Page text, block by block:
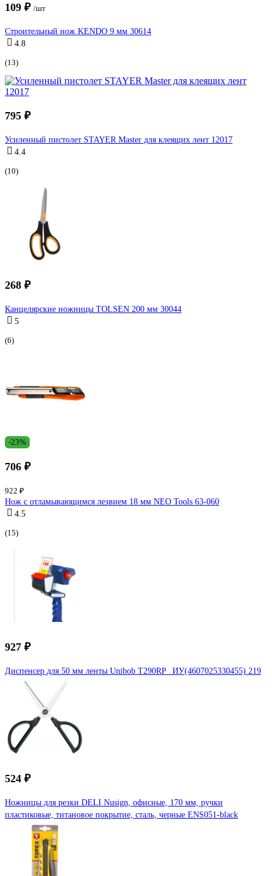
109 ₽ /шт
Строительный нож KENDO 9 мм 30614
4.8
(13)
795 ₽
Усиленный пистолет STAYER Master для клеящих лент 12017
4.4
(10)
268 ₽
Канцелярские ножницы TOLSEN 200 мм 30044
5
(6)
-23%
706 ₽
922 ₽
Нож с отламывающимся лезвием 18 мм NEO Tools 63-060
4.5
(15)
927 ₽
Диспенсер для 50 мм ленты Unibob Т290RP _ИУ(4607025330455) 219
524 ₽
Ножницы для резки DELI Nusign, офисные, 170 мм, ручки
пластиковые, титановое покрытие, сталь, черные ENS051-black